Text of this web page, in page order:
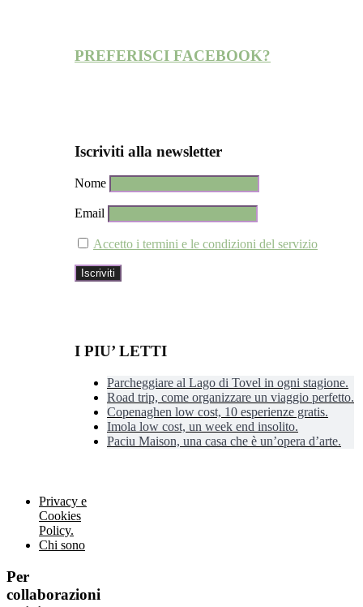
PREFERISCI FACEBOOK?
Iscriviti alla newsletter
Nome
Email
Accetto i termini e le condizioni del servizio
I PIU’ LETTI
Parcheggiare al Lago di Tovel in ogni stagione.
Road trip, come organizzare un viaggio perfetto.
Copenaghen low cost, 10 esperienze gratis.
Imola low cost, un week end insolito.
Paciu Maison, una casa che è un’opera d’arte.
Privacy e
Cookies
Policy.
Chi sono
Per
collaborazioni